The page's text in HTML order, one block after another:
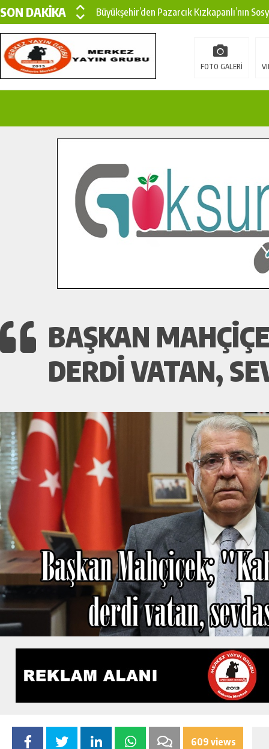
SON DAKİKA
Büyükşehir’den Pazarcık Kızkapanlı’nın
Büyükşehir’den Pazarcık Kırsalına Modern
Çin’den KSÜ’ye Uluslararası Başarı:
İlçe Jandarma Komutanı Karakaya’dan
Bertiz’in Yeni Köprüsünde Sona Doğru.
FOTO GALERİ
BAŞKAN
DERDI VATAN,
609 views